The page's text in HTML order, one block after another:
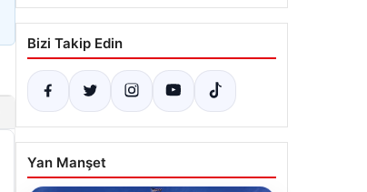
Bizi Takip Edin
Yan Manşet